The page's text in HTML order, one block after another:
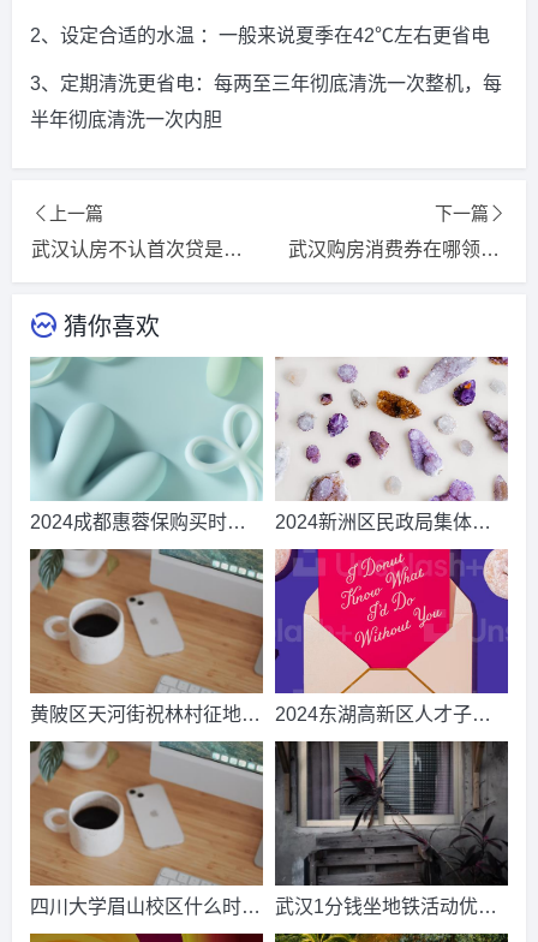
2、设定合适的水温 ：一般来说夏季在42℃左右更省电
3、定期清洗更省电：每两至三年彻底清洗一次整机，每
半年彻底清洗一次内胆
上一篇
武汉认房不认首次贷是什么意思
下一篇
武汉购房消费券在哪领取使用2024
猜你喜欢
2024成都惠蓉保购买时间
和费用_推荐阅读
2024新洲区民政局集体婚
礼时间、地点及流程(附报
名电话)
黄陂区天河街祝林村征地补
偿安置方案2024
2024东湖高新区人才子女
入学(园)摸底登记须知
四川大学眉山校区什么时候
武汉1分钱坐地铁活动优惠